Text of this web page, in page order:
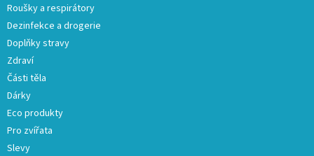
Roušky a respirátory
Dezinfekce a drogerie
Doplňky stravy
Zdraví
Části těla
Dárky
Eco produkty
Pro zvířata
Slevy